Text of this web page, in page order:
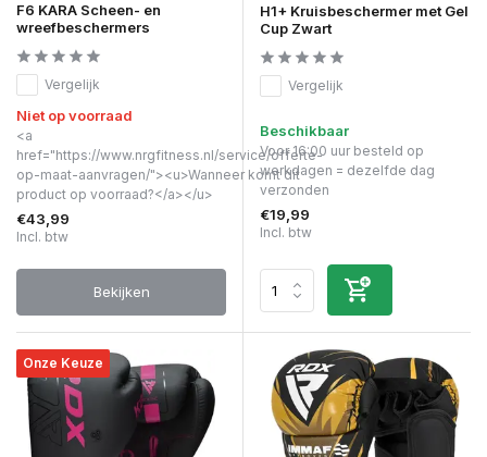
F6 KARA Scheen- en
wreefbeschermers
Vergelijk
Niet op voorraad
<a
href="https://www.nrgfitness.nl/service/offerte-
op-maat-aanvragen/"><u>Wanneer komt dit
product op voorraad?</a></u>
€43,99
Incl. btw
Bekijken
H1+ Kruisbeschermer met Gel
Cup Zwart
Vergelijk
Beschikbaar
Voor 16:00 uur besteld op
werkdagen = dezelfde dag
verzonden
€19,99
Incl. btw
Onze Keuze